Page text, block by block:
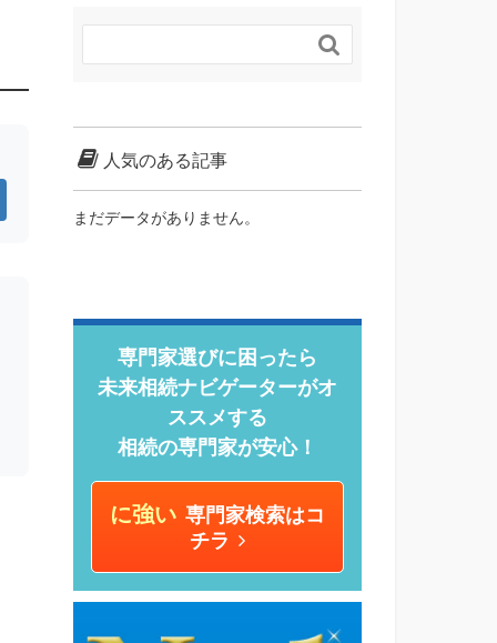

人気のある記事
まだデータがありません。
専門家選びに困ったら
未来相続ナビゲーターがオ
ススメする
相続の専門家が安心！
に強い 専門家検索はコ
チラ